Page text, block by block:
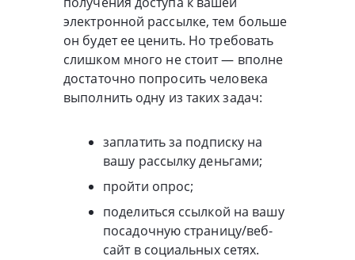
электронной рассылке, тем больше
он будет ее ценить. Но требовать
слишком много не стоит — вполне
достаточно попросить человека
выполнить одну из таких задач:
заплатить за подписку на
вашу рассылку деньгами;
пройти опрос;
поделиться ссылкой на вашу
посадочную страницу/веб-
сайт в социальных сетях.